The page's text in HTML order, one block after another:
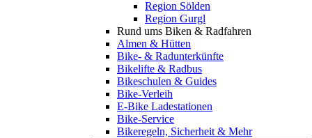
Region Sölden
Region Gurgl
Rund ums Biken & Radfahren
Almen & Hütten
Bike- & Radunterkünfte
Bikelifte & Radbus
Bikeschulen & Guides
Bike-Verleih
E-Bike Ladestationen
Bike-Service
Bikeregeln, Sicherheit & Mehr